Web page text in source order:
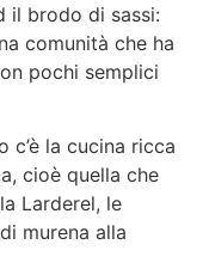
il brodo di sassi:
comunità che ha
pochi semplici
c’è la cucina ricca
cioè quella che
Larderel, le
murena alla